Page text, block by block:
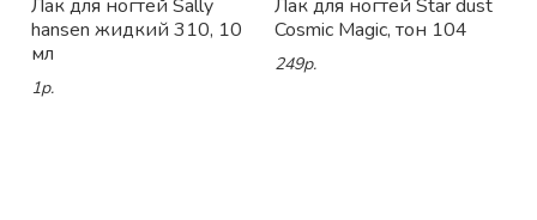
Лак для ногтей Sally
hansen жидкий 310, 10
мл
1р.
Лак для ногтей Star dust
Cosmic Magic, тон 104
249р.